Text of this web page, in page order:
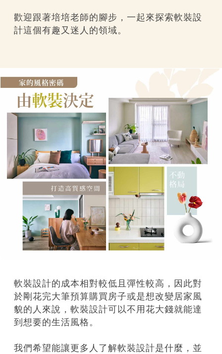
歡迎跟著培培老師的腳步，一起來探索軟裝設
計這個有趣又迷人的領域。
軟裝設計的成本相對較低且彈性較高，因此對
於剛花完大筆預算購買房子或是想改變居家風
貌的人來說，軟裝設計可以不用花大錢就能達
到想要的生活風格。
我們希望能讓更多人了解軟裝設計是什麼，並